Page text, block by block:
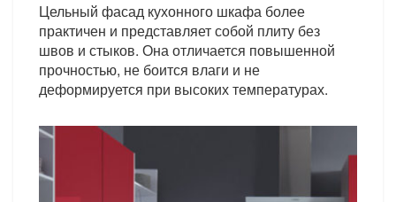
Цельный фасад кухонного шкафа более
практичен и представляет собой плиту без
швов и стыков. Она отличается повышенной
прочностью, не боится влаги и не
деформируется при высоких температурах.